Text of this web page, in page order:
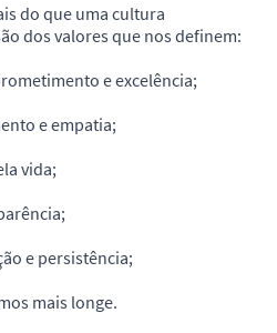
do que uma cultura
dos valores que nos definem:
e excelência;
e empatia;
vida;
e persistência;
mais longe.